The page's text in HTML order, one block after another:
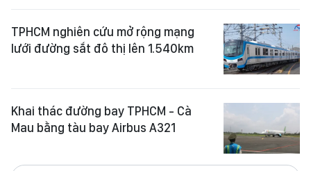
TPHCM nghiên cứu mở rộng mạng
lưới đường sắt đô thị lên 1.540km
Khai thác đường bay TPHCM - Cà
Mau bằng tàu bay Airbus A321